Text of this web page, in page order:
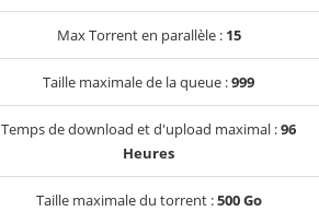
Max Torrent en parallèle : 15
Taille maximale de la queue :999
Temps de download et d'upload maximal :96
Heures
Taille maximale du torrent :500 Go